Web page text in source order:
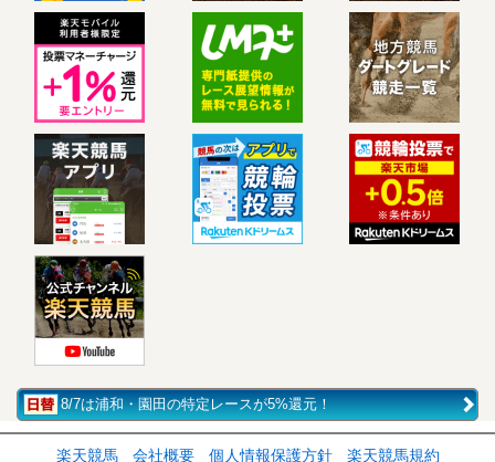
8/7は浦和・園田の特定レースが5%還元！
楽天競馬 会社概要 個人情報保護方針 楽天競馬規約